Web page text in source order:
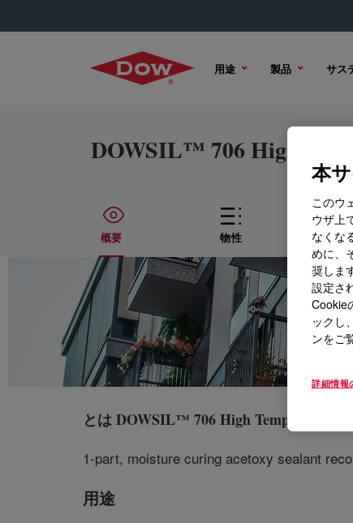
用途 製品 サス
DOWSIL™ 706 High
概要 物性
とはDOWSIL™ 706 High Temperature
1-part, moisture curing acetoxy sealant
用途
本
このウ
ウザ上
なくな
めに、
奨しま
設定さ
Cookie
ックし
ンをご
詳細情報